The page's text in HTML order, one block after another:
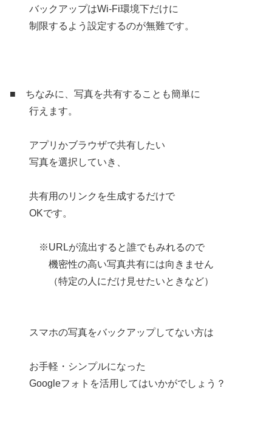
バックアップはWi-Fi環境下だけに
制限するよう設定するのが無難です。
■ ちなみに、写真を共有することも簡単に
行えます。
アプリかブラウザで共有したい
写真を選択していき、
共有用のリンクを生成するだけで
OKです。
※URLが流出すると誰でもみれるので
機密性の高い写真共有には向きません
（特定の人にだけ見せたいときなど）
スマホの写真をバックアップしてない方は
お手軽・シンプルになった
Googleフォトを活用してはいかがでしょう？